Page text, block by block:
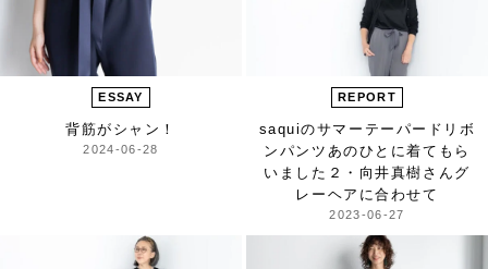
ESSAY
背筋がシャン！
2024-06-28
REPORT
saquiのサマーテーパードリボ
ンパンツ あのひとに着てもら
いました ２・向井真樹さん グ
レーヘアに合わせて
2023-06-27